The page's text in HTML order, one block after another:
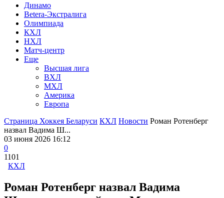
Динамо
Betera-Экстралига
Олимпиада
КХЛ
НХЛ
Матч-центр
Еще
Высшая лига
ВХЛ
МХЛ
Америка
Европа
Страница Хоккея Беларуси КХЛ Новости Роман Ротенберг
назвал Вадима Ш...
03 июня 2026 16:12
0
1101
КХЛ
Роман Ротенберг назвал Вадима